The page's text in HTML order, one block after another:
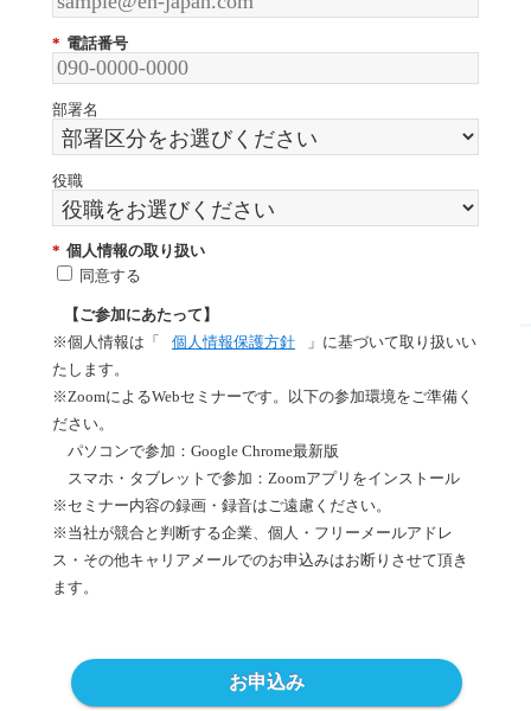
* 電話番号
部署名
役職
* 個人情報の取り扱い
同意する
【ご参加にあたって】
※個人情報は「
個人情報保護方針 」に基づいて取り扱いい
たします。
※ZoomによるWebセミナーです。以下の参加環境をご準備く
ださい。
パソコンで参加：Google Chrome最新版
スマホ・タブレットで参加：Zoomアプリをインストール
※セミナー内容の録画・録音はご遠慮ください。
※ 当社が競合と判断する企業、個人・フリーメールアドレ
ス・ その他キャリアメールでのお申込みはお断りさせて頂き
ます。
お申込み